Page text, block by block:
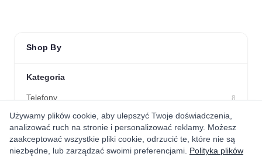
Shop By
Kategoria
Telefony 8
Plany
Wynajem 3
Używamy plików cookie, aby ulepszyć Twoje doświadczenia,
analizować ruch na stronie i personalizować reklamy. Możesz
zaakceptować wszystkie pliki cookie, odrzucić te, które nie są
niezbędne, lub zarządzać swoimi preferencjami. Polityka plików